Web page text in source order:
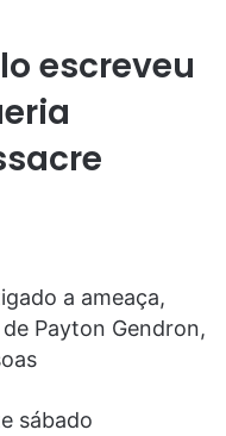
escreveu
a ameaça,
Payton Gendron,
sábado